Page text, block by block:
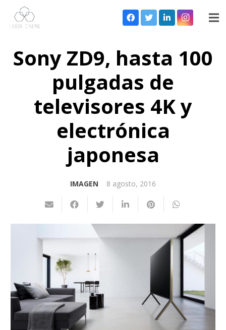
Sony ZD9, hasta 100
pulgadas de
televisores 4K y
electrónica
japonesa
IMAGEN 8 agosto, 2016